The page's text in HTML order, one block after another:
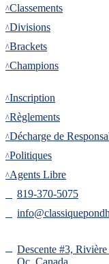
Classements
Divisions
Brackets
Champions
Inscription
Règlements
Décharge de
Politiques
Agents Libre
819-370-5075
Descente #3,